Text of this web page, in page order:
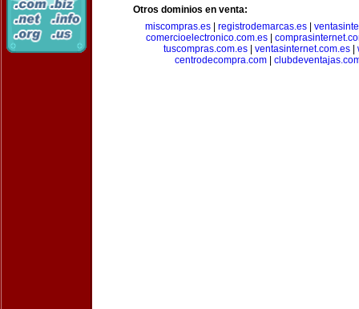
Otros dominios en venta:
miscompras.es
registrodemarcas.es
comercioelectronico.com.es
tuscompras.com.es| ventasinternet.com.es|
centrodecompra.com